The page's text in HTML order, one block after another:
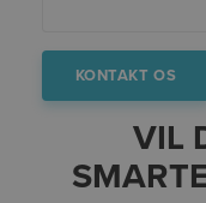
VIL